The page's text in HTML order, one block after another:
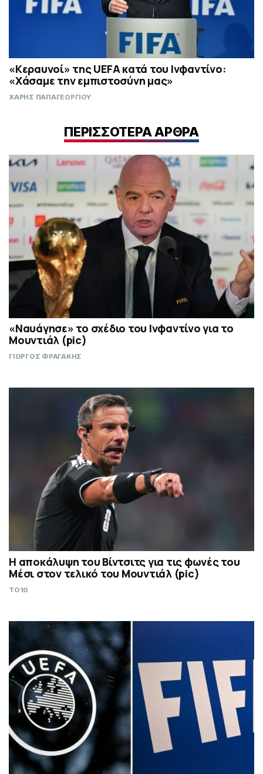
«Κεραυνοί» της UEFA κατά του Ινφαντίνο:
«Χάσαμε την εμπιστοσύνη μας»
ΧΑΡΗΣ ΠΑΠΑΓΕΩΡΓΙΟΥ
ΠΕΡΙΣΣΟΤΕΡΑ ΑΡΘΡΑ
«Ναυάγησε» το σχέδιο του Ινφαντίνο για το
Μουντιάλ (pic)
ΓΙΩΡΓΟΣ ΦΡΑΓΑΚΗΣ
Η αποκάλυψη του Βίντσιτς για τις φωνές του
Μέσι στον τελικό του Μουντιάλ (pic)
TO10